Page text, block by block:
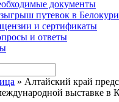
документы
путевок в
и сертификаты
и ответы
» Алтайский край
выставке в